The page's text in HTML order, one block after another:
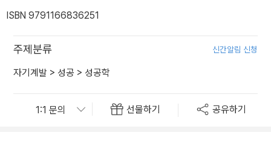
ISBN 9791166836251
주제분류 신간알림 신청
자기계발 > 성공 > 성공학
선물하기 공유하기